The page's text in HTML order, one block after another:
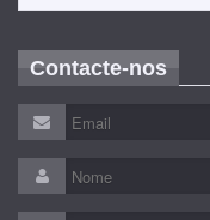
Contacte-nos